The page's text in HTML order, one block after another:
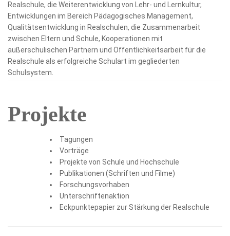
Realschule, die Weiterentwicklung von Lehr- und Lernkultur,
Entwicklungen im Bereich Pädagogisches Management,
Qualitätsentwicklung in Realschulen, die Zusammenarbeit
zwischen Eltern und Schule, Kooperationen mit
außerschulischen Partnern und Öffentlichkeitsarbeit für die
Realschule als erfolgreiche Schulart im gegliederten
Schulsystem.
Projekte
Tagungen
Vorträge
Projekte von Schule und Hochschule
Publikationen (Schriften und Filme)
Forschungsvorhaben
Unterschriftenaktion
Eckpunktepapier zur Stärkung der Realschule